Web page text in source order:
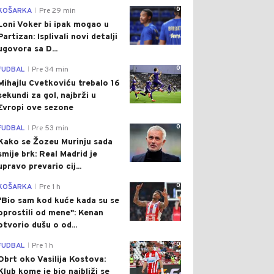
0
Pre 29 min
Voker bi ipak mogao u
Isplivali novi detalji
sa D...
0
Pre 34 min
Cvetkoviću trebalo 16
za gol, najbrži u
ove sezone
0
Pre 53 min
se Žozeu Murinju sada
brk: Real Madrid je
prevario cij...
0
Pre 1 h
sam kod kuće kada su se
od mene": Kenan
dušu o od...
0
Pre 1 h
oko Vasilija Kostova:
kome je bio najbliži se